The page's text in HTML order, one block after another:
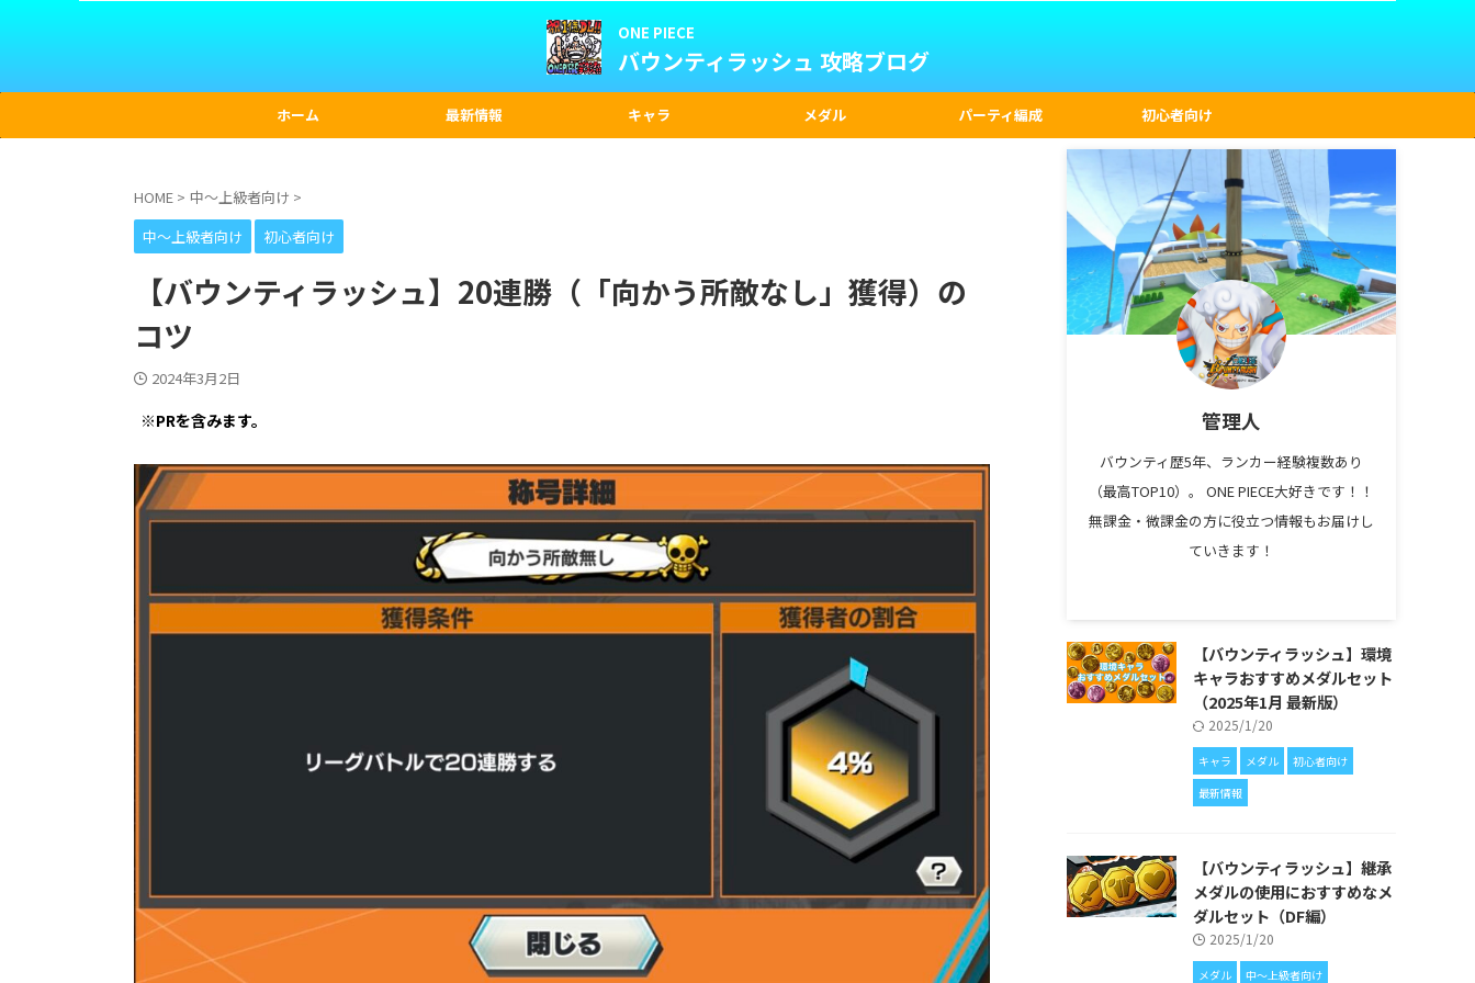
ONE PIECE
バウンティラッシュ 攻略ブログ
ホーム 最新情報 キャラ メダル パーティ編成 初心者向け
HOME > 中〜上級者向け >
中〜上級者向け
初心者向け
【バウンティラッシュ】20連勝（「向かう所敵なし」獲得）の
コツ
2024年3月2日
※PRを含みます。 管理人
バウンティ歴5年、ランカー経験複数あり
（最高TOP10）。 ONE PIECE大好きです！！
無課金・微課金の方に役立つ情報もお届けし
ていきます！
【バウンティラッシュ】環境
キャラおすすめメダルセット
（2025年1月 最新版）
2025/1/20
キャラ メダル
初心者向け
最新情報
【バウンティラッシュ】継承
メダルの使用におすすめなメ
ダルセット（DF編）
2025/1/20
メダル 中〜上級者向け